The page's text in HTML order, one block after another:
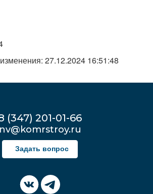
27.12.2024 16:51:48
(347) 201-01-66
nv@komrstroy.ru
Задать вопрос